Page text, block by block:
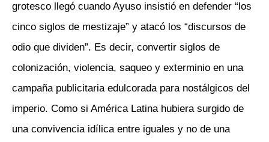
grotesco llegó cuando Ayuso insistió en defender “los
cinco siglos de mestizaje” y atacó los “discursos de
odio que dividen”. Es decir, convertir siglos de
colonización, violencia, saqueo y exterminio en una
campaña publicitaria edulcorada para nostálgicos del
imperio. Como si América Latina hubiera surgido de
una convivencia idílica entre iguales y no de una